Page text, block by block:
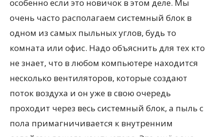
особенно если это новичок в этом деле. Мы
очень часто располагаем системный блок в
одном из самых пыльных углов, будь то
комната или офис. Надо объяснить для тех кто
не знает, что в любом компьютере находится
несколько вентиляторов, которые создают
поток воздуха и он уже в свою очередь
проходит через весь системный блок, а пыль с
пола примагничивается к внутренним